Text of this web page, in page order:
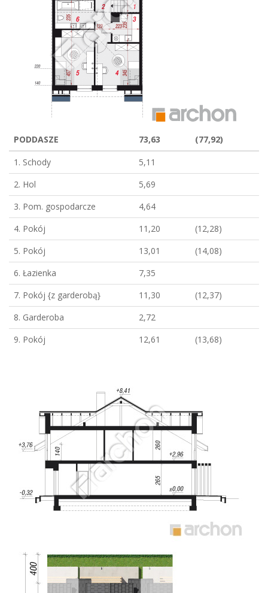
PODDASZE 73,63
(77,92)
1. Schody
5,11
2. Hol
5,69
3. Pom. gospodarcze
4,64
4. Pokój
11,20
(12,28)
5. Pokój
13,01
(14,08)
6. Łazienka
7,35
7. Pokój {z garderobą}
11,30
(12,37)
8. Garderoba
2,72
9. Pokój
12,61 (13,68)